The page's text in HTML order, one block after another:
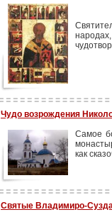
Чудо возрождения
Самое
как
Святые Владимиро-